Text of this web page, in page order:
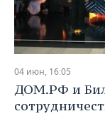
04 июн, 16:05
ДОМ.РФ и